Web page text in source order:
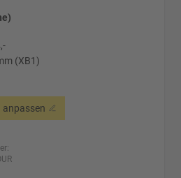
(XB1)
anpassen